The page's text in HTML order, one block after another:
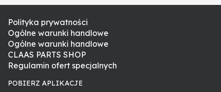
Polityka prywatności
Ogólne warunki handlowe
Ogólne warunki handlowe
CLAAS PARTS SHOP
Regulamin ofert specjalnych
POBIERZ APLIKACJE